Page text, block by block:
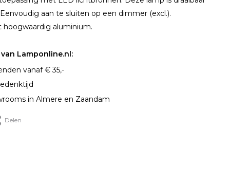
aan te sluiten op een dimmer (excl.).
hoogwaardig aluminium.
Lamponline.nl:
vanaf € 35,-
in Almere en Zaandam
Delen